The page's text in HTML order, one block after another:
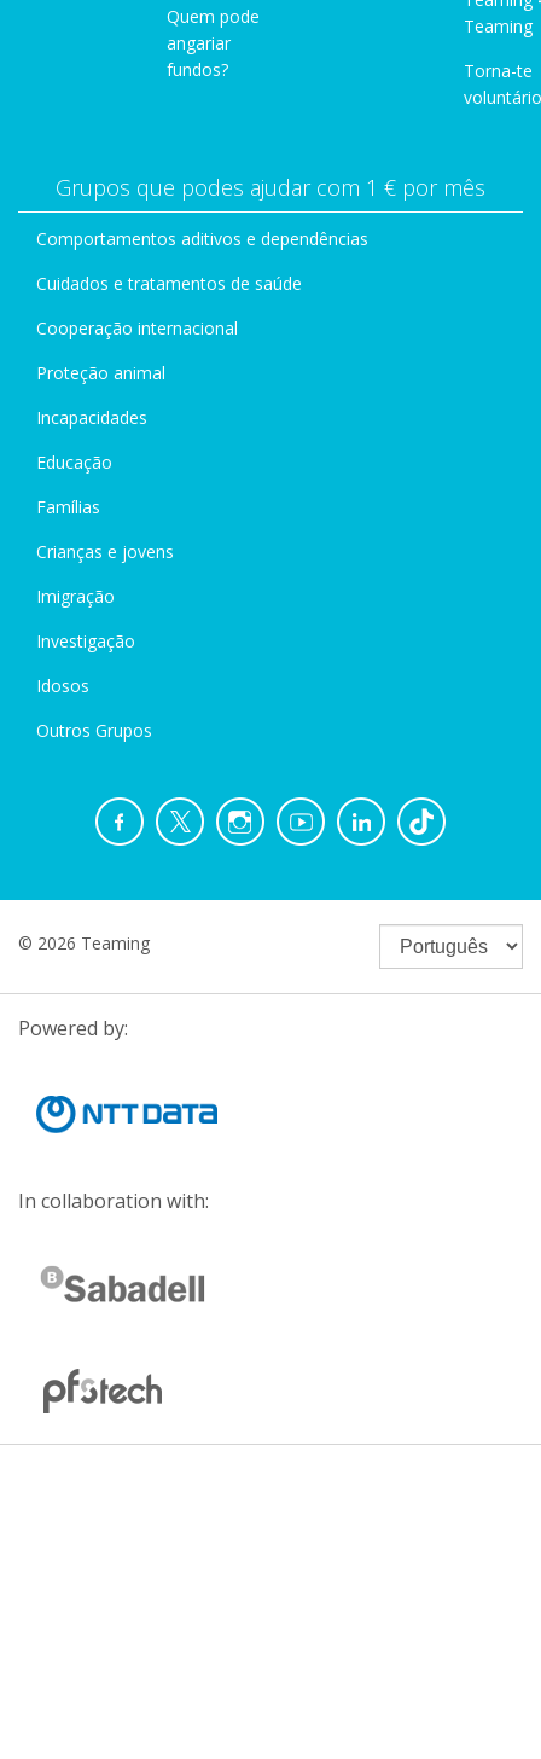
Quem pode
angariar
fundos?
Teaming
Torna-te
Grupos que podes ajudar com 1 € por mês
Comportamentos aditivos e dependências
Cuidados e tratamentos de saúde
Cooperação internacional
Proteção animal
Incapacidades
Educação
Famílias
Crianças e jovens
Imigração
Investigação
Idosos
Outros Grupos
© 2026 Teaming
Powered by:
In collaboration with: